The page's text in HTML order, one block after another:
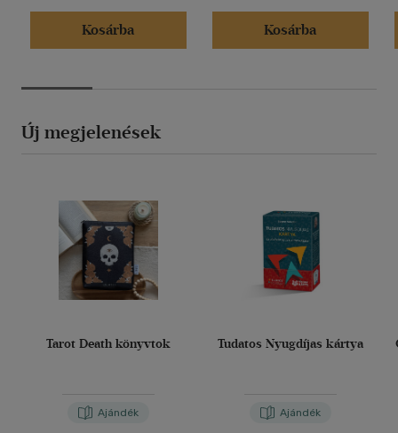
Kosárba Kosárba
Új megjelenések
Tarot Death könyvtok
Ajándék
Tudatos Nyugdíjas kártya
Ajándék